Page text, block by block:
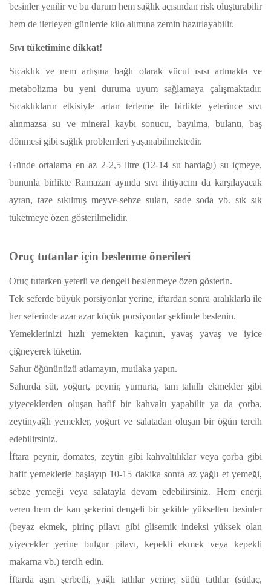
besinler yenilir ve bu durum hem sağlık açısından risk oluşturabilir
hem de ilerleyen günlerde kilo alımına zemin hazırlayabilir.
Sıvı tüketimine dikkat!
Sıcaklık ve nem artışına bağlı olarak vücut ısısı artmakta ve
metabolizma bu yeni duruma uyum sağlamaya çalışmaktadır.
Sıcaklıkların etkisiyle artan terleme ile birlikte yeterince sıvı
alınmazsa su ve mineral kaybı sonucu, bayılma, bulantı, baş
dönmesi gibi sağlık problemleri yaşanabilmektedir.
Günde ortalama en az 2-2,5 litre (12-14 su bardağı) su içmeye,
bununla birlikte Ramazan ayında sıvı ihtiyacını da karşılayacak
ayran, taze sıkılmış meyve-sebze suları, sade soda vb. sık sık
tüketmeye özen gösterilmelidir.
Oruç tutanlar için beslenme önerileri
Oruç tutarken yeterli ve dengeli beslenmeye özen gösterin.
Tek seferde büyük porsiyonlar yerine, iftardan sonra aralıklarla ile
her seferinde azar azar küçük porsiyonlar şeklinde beslenin.
Yemeklerinizi hızlı yemekten kaçının, yavaş yavaş ve iyice
çiğneyerek tüketin.
Sahur öğününüzü atlamayın, mutlaka yapın.
Sahurda süt, yoğurt, peynir, yumurta, tam tahıllı ekmekler gibi
yiyeceklerden oluşan hafif bir kahvaltı yapabilir ya da çorba,
zeytinyağlı yemekler, yoğurt ve salatadan oluşan bir öğün tercih
edebilirsiniz.
İftara peynir, domates, zeytin gibi kahvaltılıklar veya çorba gibi
hafif yemeklerle başlayıp 10-15 dakika sonra az yağlı et yemeği,
sebze yemeği veya salatayla devam edebilirsiniz. Hem enerji
veren hem de kan şekerini dengeli bir şekilde yükselten besinler
(beyaz ekmek, pirinç pilavı gibi glisemik indeksi yüksek olan
yiyecekler yerine bulgur pilavı, kepekli ekmek veya kepekli
makarna vb.) tercih edin.
İftarda aşırı şerbetli, yağlı tatlılar yerine; sütlü tatlılar (sütlaç,